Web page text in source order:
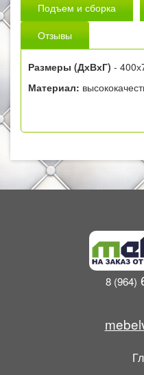
Подъем и сборка
Отзывы
Размеры (ДхВхГ) -
Материал:
8 (964)